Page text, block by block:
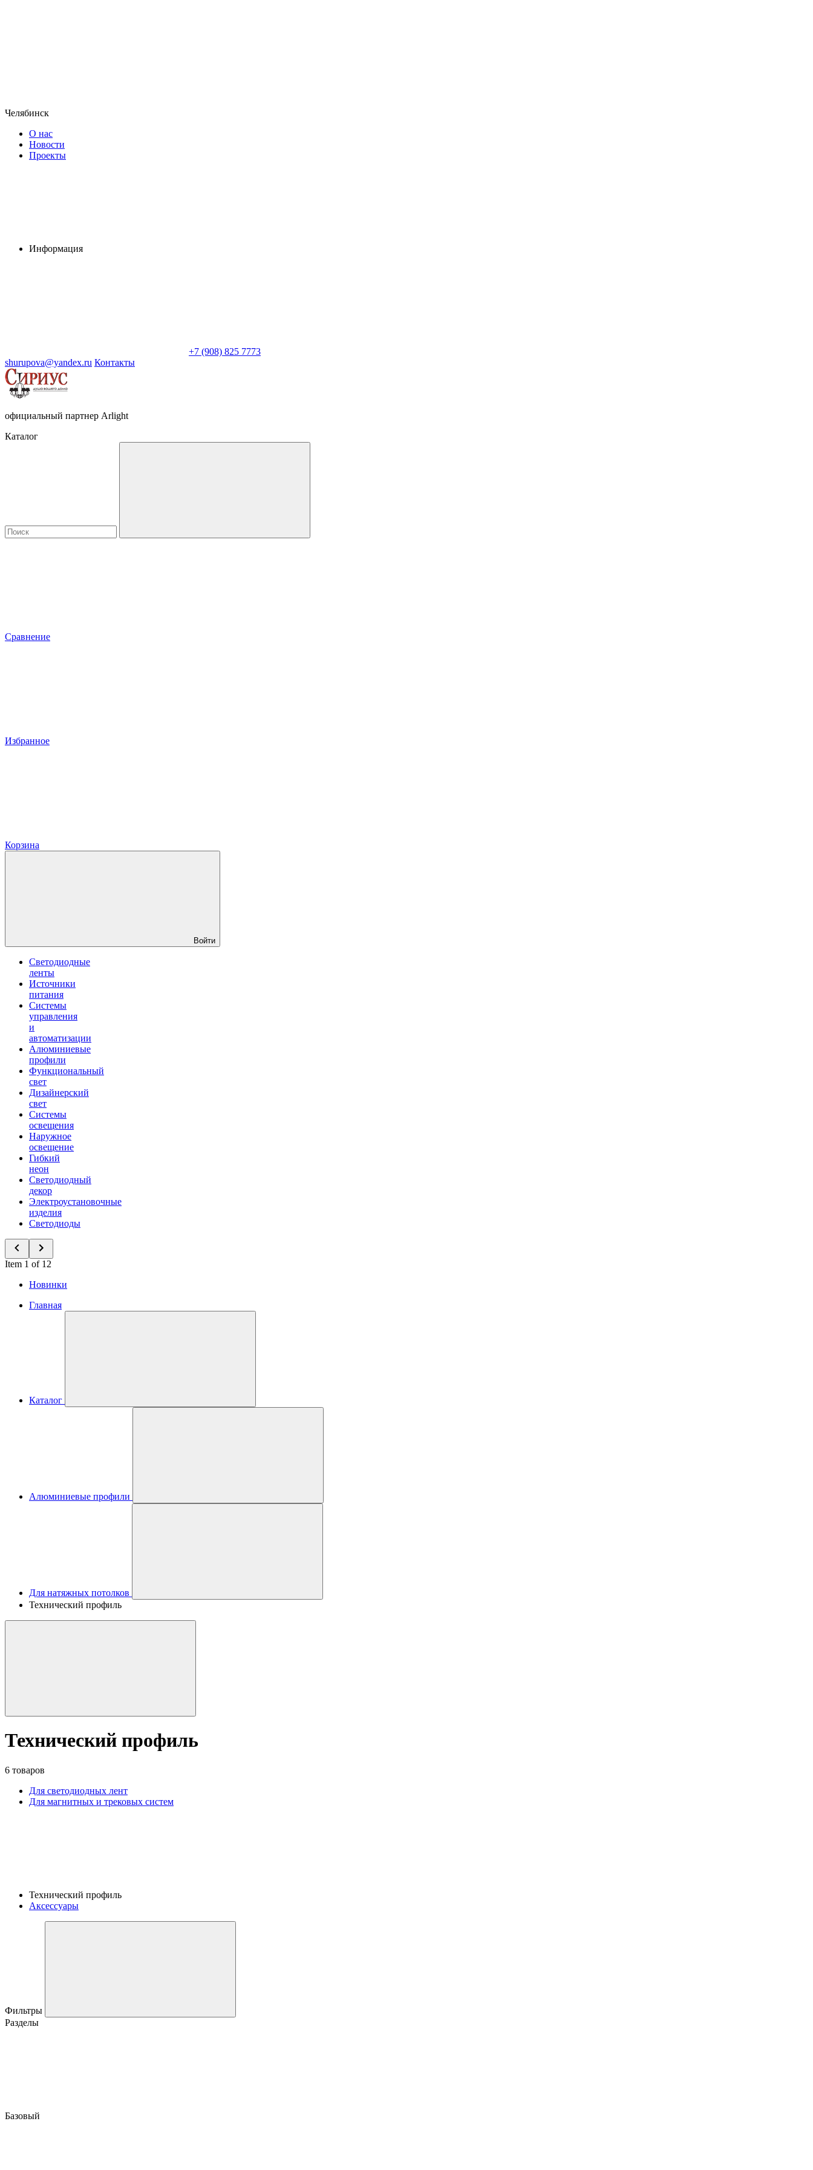
Челябинск
О нас
Новости
Проекты
Информация
+7 (908) 825 7773
shurupova@yandex.ru Контакты
официальный партнер Arlight
Каталог
Сравнение
Избранное
Корзина
Войти
Светодиодные
ленты
Источники
питания
Системы
управления
и
автоматизации
Алюминиевые
профили
Функциональный
свет
Дизайнерский
свет
Системы
освещения
Наружное
освещение
Гибкий
неон
Светодиодный
декор
Электроустановочные
изделия
Светодиоды
Item 1 of 12
Новинки
Главная
Каталог
Алюминиевые профили
Для натяжных потолков
Технический профиль
Технический профиль
6 товаров
Для светодиодных лент
Для магнитных и трековых систем
Технический профиль
Аксессуары
Фильтры
Разделы
Базовый